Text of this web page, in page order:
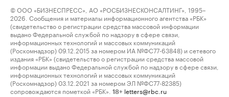
© ООО «БИЗНЕСПРЕСС», АО «РОСБИЗНЕСКОНСАЛТИНГ», 1995–
2026. Сообщения и материалы информационного агентства «РБК»
(свидетельство о регистрации средства массовой информации
выдано Федеральной службой по надзору в сфере связи,
информационных технологий и массовых коммуникаций
(Роскомнадзор) 09.12.2015 за номером ИА №ФС77-63848) и сетевого
издания «РБК» (свидетельство о регистрации средства массовой
информации выдано Федеральной службой по надзору в сфере связи,
информационных технологий и массовых коммуникаций
(Роскомнадзор) 03.12.2021 за номером ЭЛ №ФС77-82385)
сопровождаются пометкой «РБК».
18+ letters@rbc.ru